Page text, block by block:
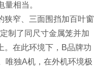
相当。
狭窄、三面围挡加百叶窗
制了同尺寸金属笼并加
。在此环境下，B品牌功
唯独A机，在外机环境极